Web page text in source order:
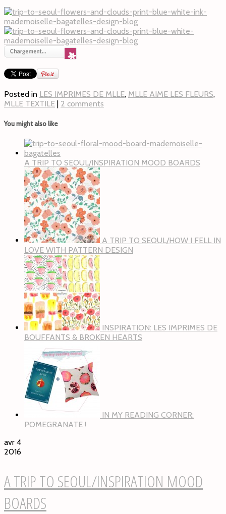
Posted in LES IMPRIMES DE MLLE, MLLE AIME LES FLEURS,
MLLE TEXTILE | 2 comments
You might also like
A TRIP TO SEOUL/INSPIRATION MOOD BOARDS
A TRIP TO SEOUL/HOW I FELL IN
LOVE WITH PATTERN DESIGN
INSPIRATION: LES IMPRIMES DE
BOUFFANTS & BROKEN HEARTS
IN MY READING CORNER:
POMEGRANATE !
avr 4
2016
A TRIP TO SEOUL/INSPIRATION MOOD
BOARDS